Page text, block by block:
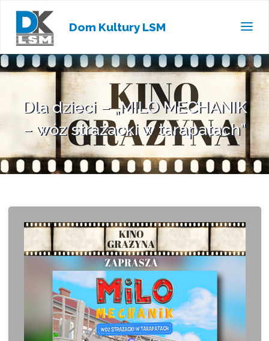
Dom Kultury LSM
Dla dzieci – „MILO MECHANIK
– wóz strażacki w tarapatach”